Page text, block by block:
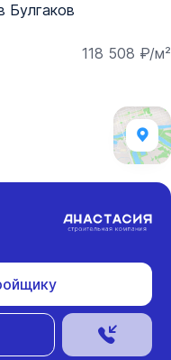
Булгаков
118 508 ₽/м²